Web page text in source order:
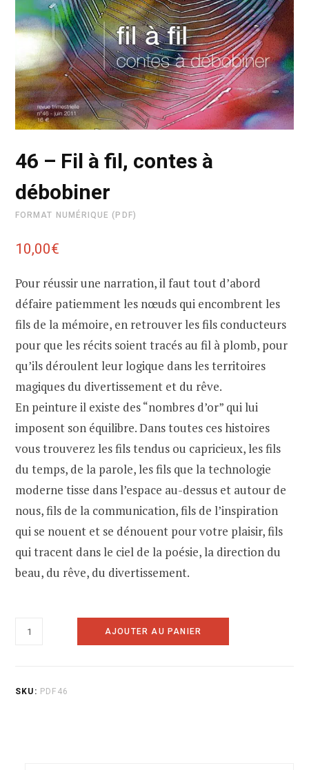
46 – Fil à fil, contes à
débobiner
FORMAT NUMÉRIQUE (PDF)
10,00€
Pour réussir une narration, il faut tout d’abord
défaire patiemment les nœuds qui encombrent les
fils de la mémoire, en retrouver les fils conducteurs
pour que les récits soient tracés au fil à plomb, pour
qu’ils déroulent leur logique dans les territoires
magiques du divertissement et du rêve.
En peinture il existe des “nombres d’or” qui lui
imposent son équilibre. Dans toutes ces histoires
vous trouverez les fils tendus ou capricieux, les fils
du temps, de la parole, les fils que la technologie
moderne tisse dans l’espace au-dessus et autour de
nous, fils de la communication, fils de l’inspiration
qui se nouent et se dénouent pour votre plaisir, fils
qui tracent dans le ciel de la poésie, la direction du
beau, du rêve, du divertissement.
Fil
AJOUTER AU PANIER
SKU: PDF46